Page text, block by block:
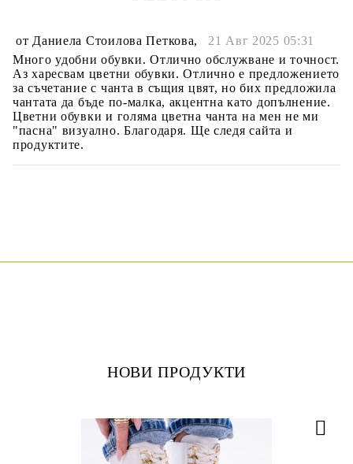
от Даниела Стоилова Петкова,
21 Авг 2025 05:31
Много удобни обувки. Отлично обслужване и точност.
Аз харесвам цветни обувки. Отлично е предложението
за съчетание с чанта в същия цвят, но бих предложила
чантата да бъде по-малка, акцентна като допълнение.
Цветни обувки и голяма цветна чанта на мен не ми
"пасна" визуално. Благодаря. Ще следя сайта и
продуктите.
НОВИ ПРОДУКТИ